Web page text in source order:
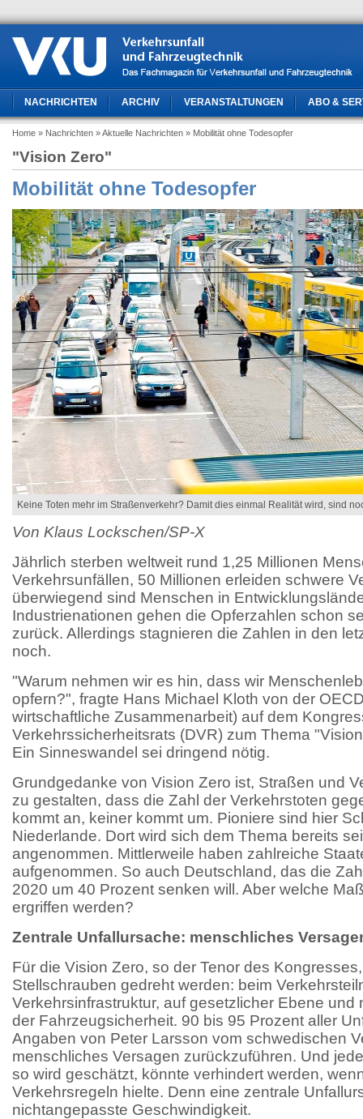
NACHRICHTEN ARCHIV VERANSTALTUNGEN ABO &
Home » Nachrichten » Aktuelle Nachrichten » Mobilität ohne Todesopfer
"Vision Zero"
Mobilität ohne Todesopfer
Keine Toten mehr im Straßenverkehr? Damit dies einmal Realität wird, sind
Von Klaus Lockschen/SP-X
Jährlich sterben weltweit rund 1,25 Millionen
Verkehrsunfällen, 50 Millionen erleiden schwere
überwiegend sind Menschen in
Industrienationen gehen die Opferzahlen schon
zurück. Allerdings stagnieren die Zahlen in den
noch.
"Warum nehmen wir es hin, dass wir
opfern?", fragte Hans Michael Kloth von der
wirtschaftliche Zusammenarbeit) auf dem
Verkehrssicherheitsrats (DVR) zum Thema
Ein Sinneswandel sei dringend nötig.
Grundgedanke von Vision Zero ist, Straßen und
zu gestalten, dass die Zahl der Verkehrstoten
kommt an, keiner kommt um. Pioniere sind hier
Niederlande. Dort wird sich dem Thema bereits
angenommen. Mittlerweile haben zahlreiche
aufgenommen. So auch Deutschland, das die
2020 um 40 Prozent senken will. Aber welche
ergriffen werden?
Zentrale Unfallursache: menschliches
Für die Vision Zero, so der Tenor des
Stellschrauben gedreht werden: beim
Verkehrsinfrastruktur, auf gesetzlicher Ebene und
der Fahrzeugsicherheit. 90 bis 95 Prozent aller
Angaben von Peter Larsson vom schwedischen
menschliches Versagen zurückzuführen. Und
so wird geschätzt, könnte verhindert werden,
Verkehrsregeln hielte. Denn eine zentrale
nichtangepasste Geschwindigkeit.